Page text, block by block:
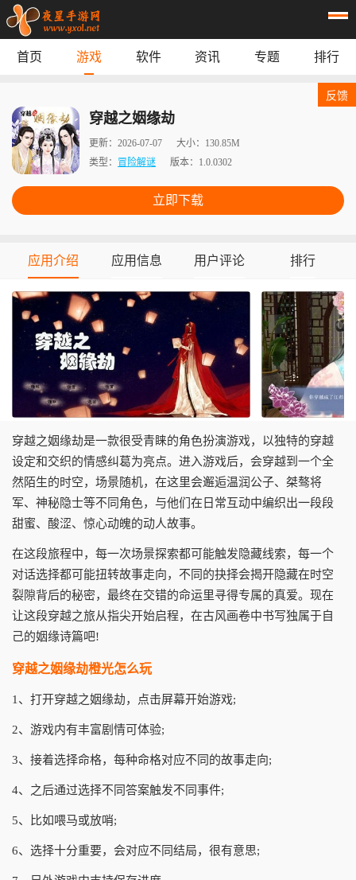
专题 榜单
首页 游戏 软件 资讯 专题 排行
穿越之姻缘劫
更新： 2026-07-07 大小： 130.85M
类型： 冒险解谜 版本： 1.0.0302
立即下载
反馈
应用介绍 应用信息 用户评论 排行
穿越之姻缘劫是一款很受青睐的角色扮演游戏，以独特的穿越
设定和交织的情感纠葛为亮点。进入游戏后，会穿越到一个全
然陌生的时空，场景随机，在这里会邂逅温润公子、桀骜将
军、神秘隐士等不同角色，与他们在日常互动中编织出一段段
甜蜜、酸涩、惊心动魄的动人故事。
在这段旅程中，每一次场景探索都可能触发隐藏线索，每一个
对话选择都可能扭转故事走向，不同的抉择会揭开隐藏在时空
裂隙背后的秘密，最终在交错的命运里寻得专属的真爱。现在
让这段穿越之旅从指尖开始启程，在古风画卷中书写独属于自
己的姻缘诗篇吧!
穿越之姻缘劫橙光怎么玩
1、打开穿越之姻缘劫，点击屏幕开始游戏;
2、游戏内有丰富剧情可体验;
3、接着选择命格，每种命格对应不同的故事走向;
4、之后通过选择不同答案触发不同事件;
5、比如喂马或放哨;
6、选择十分重要，会对应不同结局，很有意思;